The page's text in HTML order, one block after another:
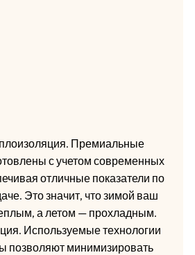
Премиальные
с учетом современных
отличные показатели по
Это значит, что зимой ваш
а летом — прохладным.
Используемые технологии
позволяют минимизировать